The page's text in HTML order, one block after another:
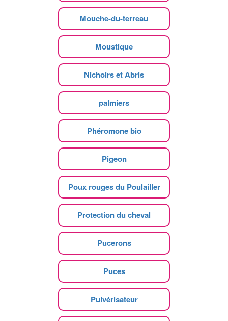
Mouche-du-terreau
Moustique
Nichoirs et Abris
palmiers
Phéromone bio
Pigeon
Poux rouges du Poulailler
Protection du cheval
Pucerons
Puces
Pulvérisateur